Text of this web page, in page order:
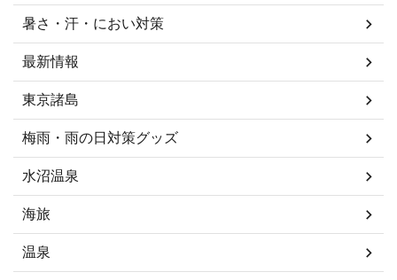
暑さ・汗・におい対策
最新情報
東京諸島
梅雨・雨の日対策グッズ
水沼温泉
海旅
温泉